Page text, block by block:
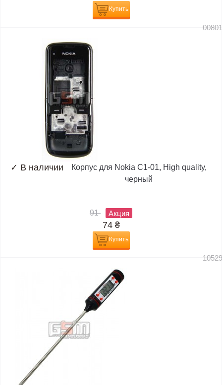
Купить
✓ В наличии
Корпус для Nokia C1-01, High quality,
черный
91 Акция
74 ₴
Купить